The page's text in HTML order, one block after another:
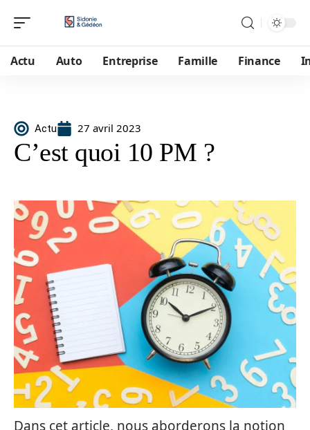
Actu Auto Entreprise Famille Finance
Actu 27 avril 2023
C’est quoi 10 PM ?
Dans cet article, nous aborderons la notion